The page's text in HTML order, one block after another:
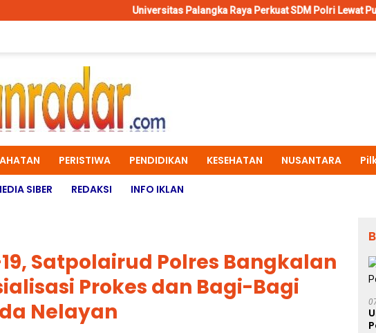
Universitas Palangka Raya Perkuat SDM Polri Lewat Pusat Studi
PERISTIWA PENDIDIKAN KESEHATAN NUSANTARA
SIBER REDAKSI INFO IKLAN
Satpolairud Polres Bangkalan
Prokes dan Bagi-Bagi
Nelayan